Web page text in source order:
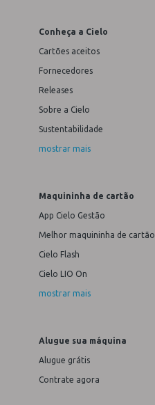
Conheça a Cielo
Cartões aceitos
Fornecedores
Releases
Sobre a Cielo
Sustentabilidade
mostrar mais
Maquininha de cartão
App Cielo Gestão
Melhor maquininha de cartão
Cielo Flash
Cielo LIO On
mostrar mais
Alugue sua máquina
Alugue grátis
Contrate agora